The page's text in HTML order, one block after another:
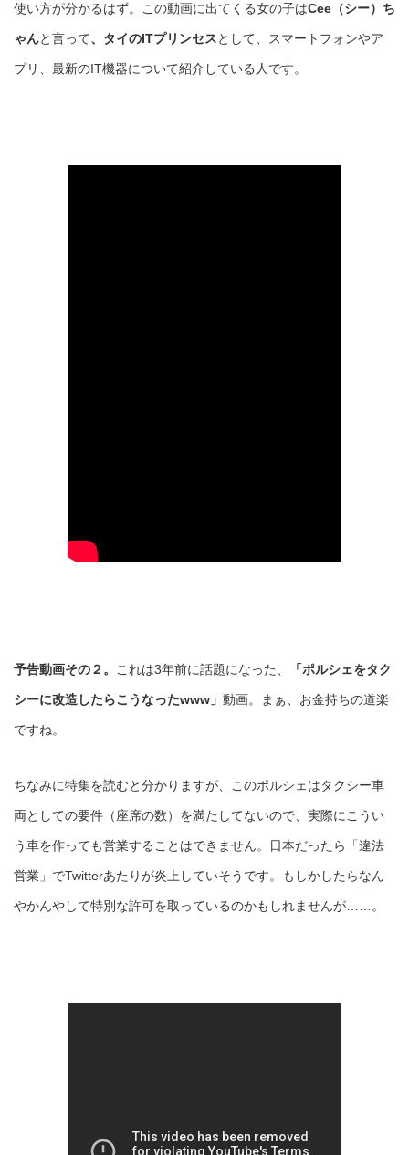
使い方が分かるはず。この動画に出てくる女の子はCee（シー）ち
ゃんと言って、タイのITプリンセスとして、スマートフォンやア
プリ、最新のIT機器について紹介している人です。
予告動画その２。 これは3年前に話題になった、 「ポルシェをタク
シーに改造したらこうなったwww」 動画。まぁ、お金持ちの道楽
ですね。
ちなみに特集を読むと分かりますが、このポルシェはタクシー車
両としての要件（座席の数）を満たしてないので、実際にこうい
う車を作っても営業することはできません。日本だったら「違法
営業」でTwitterあたりが炎上していそうです。もしかしたらなん
やかんやして特別な許可を取っているのかもしれませんが……。